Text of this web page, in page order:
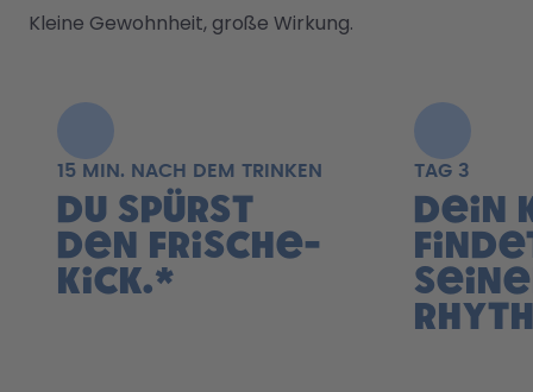
Kleine Gewohnheit, große Wirkung.
15 MIN. NACH DEM TRINKEN
Du spürst
den Frische-
Kick.*
TAG 3
Dein